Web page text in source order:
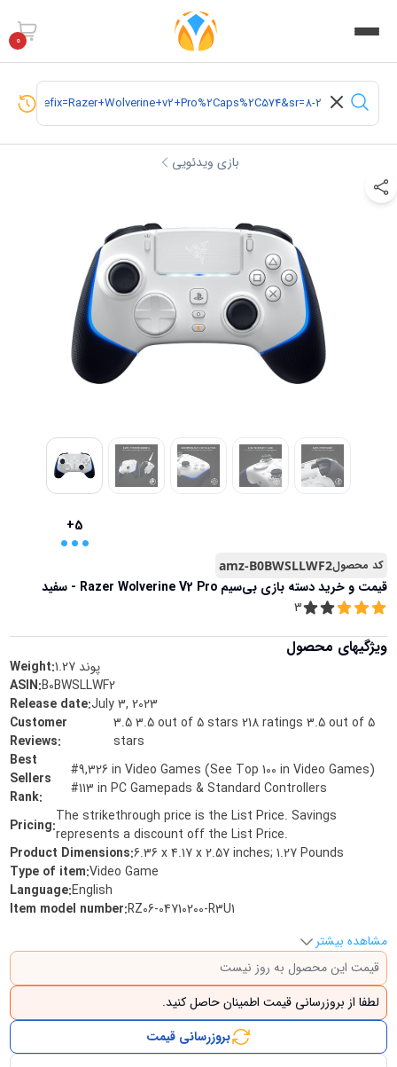
0
بازی ویدئویی
+5
...
کد محصولamz-B0BWSLLWF2
قیمت و خریددسته بازی بی‌سیم Razer Wolverine V2 Pro - سفید
3
ویژگیهای محصول
Weight:1.27 پوند
ASIN:B0BWSLLWF2
Release date:July 3, 2023
Customer
Reviews:
3.5 3.5 out of 5 stars 218 ratings 3.5 out of 5
stars
Best
Sellers
Rank:
#9,326 in Video Games (See Top 100 in Video Games)
#113 in PC Gamepads & Standard Controllers
Pricing:The strikethrough price is the List Price. Savings
represents a discount off the List Price.
Product Dimensions:6.36 x 4.17 x 2.57 inches; 1.27 Pounds
Type of item:Video Game
Language:English
Item model number:RZ06-04710200-R3U1
مشاهده بیشتر
قیمت این محصول به روز نیست
لطفا از بروزرسانی قیمت اطمینان حاصل کنید.
بروزرسانی قیمت